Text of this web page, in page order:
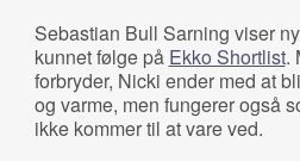
Sebastian Bull Sarning viser
kunnet følge på Ekko Shortlist.
forbryder, Nicki ender med at
og varme, men fungerer også
ikke kommer til at vare ved.